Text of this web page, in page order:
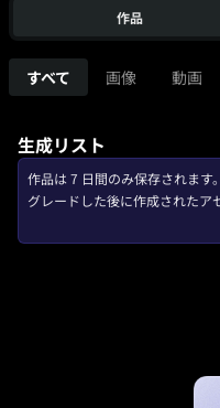
作品
すべて 画像 動画
生成リスト
作品は 7 日間のみ保存されま
グレードした後に作成されたア